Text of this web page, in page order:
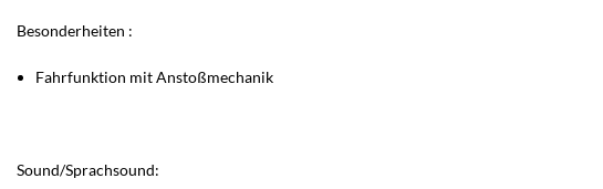
Besonderheiten :
Fahrfunktion mit Anstoßmechanik
Sound/Sprachsound: